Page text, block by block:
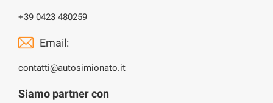
+39 0423 480259
Email:
contatti@autosimionato.it
Siamo partner con